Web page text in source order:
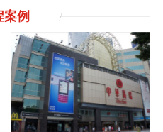
案例